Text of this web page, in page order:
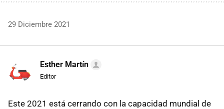
29 Diciembre 2021
Esther Martín
Editor
Este 2021 está cerrando con la capacidad mundial de